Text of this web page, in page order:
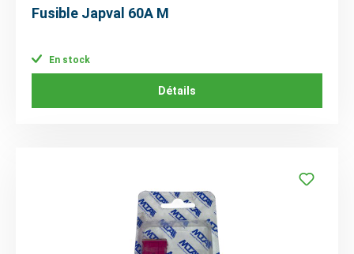
Fusible Japval 60A M
En stock
Détails